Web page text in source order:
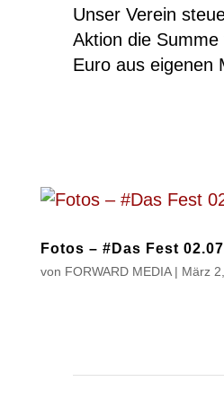
Unser Verein
Aktion die Summe
Euro aus eigenen
Fotos – #Das Fest
von FORWARD MEDIA| März